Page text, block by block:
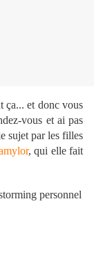
ça... et donc vous
vous et ai pas
sujet par les filles
, qui elle fait
personnel